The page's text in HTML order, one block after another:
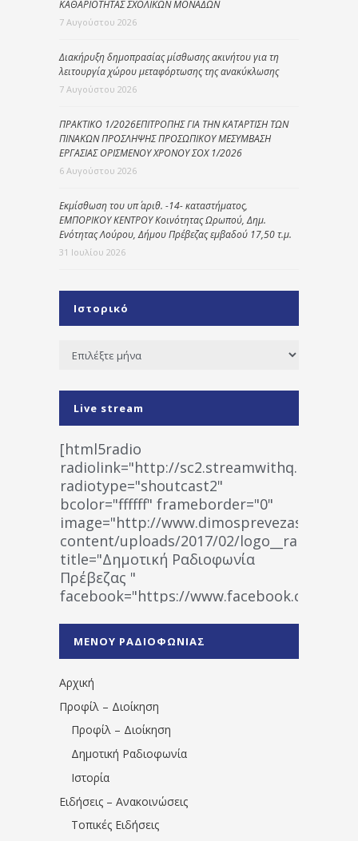
ΚΑΘΑΡΙΟΤΗΤΑΣ ΣΧΟΛΙΚΩΝ ΜΟΝΑΔΩΝ
7 Αυγούστου 2026
Διακήρυξη δημοπρασίας μίσθωσης ακινήτου για τη
λειτουργία χώρου μεταφόρτωσης της ανακύκλωσης
7 Αυγούστου 2026
ΠΡΑΚΤΙΚΟ 1/2026ΕΠΙΤΡΟΠΗΣ ΓΙΑ ΤΗΝ ΚΑΤΑΡΤΙΣΗ ΤΩΝ
ΠΙΝΑΚΩΝ ΠΡΟΣΛΗΨΗΣ ΠΡΟΣΩΠΙΚΟΥ ΜΕΣΥΜΒΑΣΗ
ΕΡΓΑΣΙΑΣ ΟΡΙΣΜΕΝΟΥ ΧΡΟΝΟΥ ΣΟΧ 1/2026
6 Αυγούστου 2026
Εκμίσθωση του υπ΄ αριθ. -14- καταστήματος,
ΕΜΠΟΡΙΚΟΥ ΚΕΝΤΡΟΥ Κοινότητας Ωρωπού, Δημ.
Ενότητας Λούρου, Δήμου Πρέβεζας εμβαδού 17,50 τ.μ.
31 Ιουλίου 2026
Ιστορικό
Ιστορικό
Live stream
[html5radio
radiolink="http://
radiotype="shoutcast2"
bcolor="ffffff" frameborder="0"
image="http://www.dimosprevezas.gr/wp-
content/uploads/2017/02/
title="Δημοτική Ραδιοφωνία
Πρέβεζας "
facebook="https://www.facebook.com/
1531194763766854/" artist="" ]
ΜΕΝΟΥ ΡΑΔΙΟΦΩΝΙΑΣ
Αρχική
Προφίλ – Διοίκηση
Προφίλ – Διοίκηση
Δημοτική Ραδιοφωνία
Ιστορία
Ειδήσεις – Ανακοινώσεις
Τοπικές Ειδήσεις